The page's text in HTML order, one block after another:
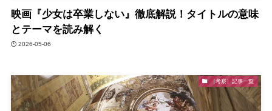
映画『少女は卒業しない』徹底解説！タイトルの意味
とテーマを読み解く
2026-05-06
［考察］記事一覧